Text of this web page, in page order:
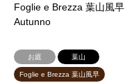
Foglie e Brezza 葉山風早
Autunno
お庭 葉山
Foglie e Brezza 葉山風早